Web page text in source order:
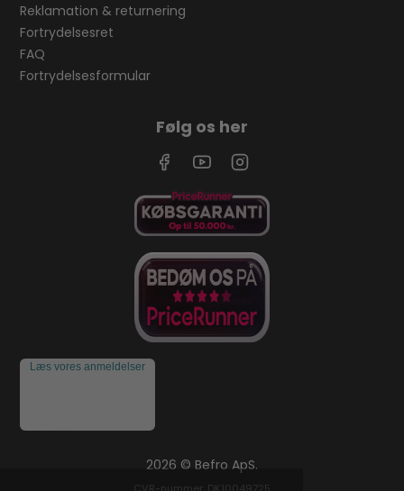
Reklamation & returnering
Fortrydelsesret
FAQ
Fortrydelsesformular
Følg os her
Læs vores anmeldelser
2026 © Befro ApS.